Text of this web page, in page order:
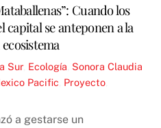
Cuando los
capital se anteponen a la
Sur, Ecología Sonora Claudia
Pacific Proyecto
a gestarse un